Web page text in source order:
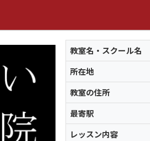
教室名・スクール名
所在地
教室の住所
最寄駅
レッスン内容